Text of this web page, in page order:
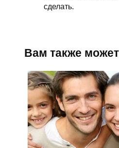
сделать.
Вам также